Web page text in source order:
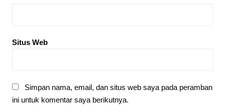
Situs Web
Simpan nama, email, dan situs web saya pada peramban
ini untuk komentar saya berikutnya.